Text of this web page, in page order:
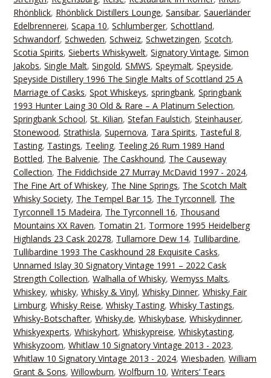
Rhönblick, Rhönblick Distillers Lounge,Sansibar,Sauerländer
Edelbrennerei,Scapa 10,Schlumberger,Schottland,
Schwandorf,Schweden,Schweiz,Schwetzingen,Scotch,
Scotia Spirits,Sieberts Whiskywelt,Signatory Vintage,Simon
Jakobs,Single Malt,Singold,SMWS,Speymalt,Speyside,
Speyside Distillery 1996 The Single Malts of Scottland 25 A
Marriage of Casks,Spot Whiskeys,springbank,Springbank
1993 Hunter Laing 30 Old & Rare – A Platinum Selection,
Springbank School,St. Kilian,Stefan Faulstich,Steinhauser,
Stonewood,Strathisla,Supernova, Tara Spirits, Tasteful 8,
Tasting, Tastings, Teeling, Teeling 26 Rum 1989 Hand
Bottled, The Balvenie, The Caskhound, The Causeway
Collection, The Fiddichside 27 Murray McDavid 1997 - 2024,
The Fine Art of Whiskey, The Nine Springs, The Scotch Malt
Whisky Society, The Tempel Bar 15, The Tyrconnell, The
Tyrconnell 15 Madeira, The Tyrconnell 16, Thousand
Mountains XX Raven, Tomatin 21 , Tormore 1995 Heidelberg
Highlands 23 Cask 20278, Tullamore Dew 14, Tullibardine,
Tullibardine 1993 The Caskhound 28 Exquisite Casks,
Unnamed Islay 30 Signatory Vintage 1991 – 2022 Cask
Strength Collection,Walhalla of Whisky,Wemyss Malts,
Whiskey,whisky,Whisky & Vinyl,Whisky Dinner,Whisky Fair
Limburg,Whisky Reise,Whisky Tasting,Whisky Tastings,
Whisky-Botschafter,Whisky.de,Whiskybase,Whiskydinner,
Whiskyexperts,Whiskyhort,Whiskypreise,Whiskytasting,
Whiskyzoom,Whitlaw 10 Signatory Vintage 2013 - 2023,
Whitlaw 10 Signatory Vintage 2013 - 2024,Wiesbaden,William
Grant & Sons,Willowburn,Wolfburn 10,Writers‘ Tears